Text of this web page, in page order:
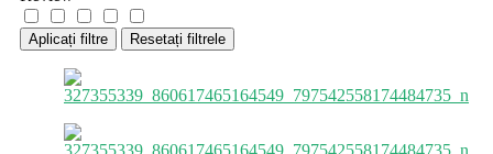
Aplicați filtre Resetați filtrele